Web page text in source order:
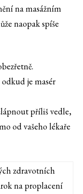
na masážním
naopak spíše
je masér
příliš vedle,
od vašeho lékaře
zdravotních
na proplacení